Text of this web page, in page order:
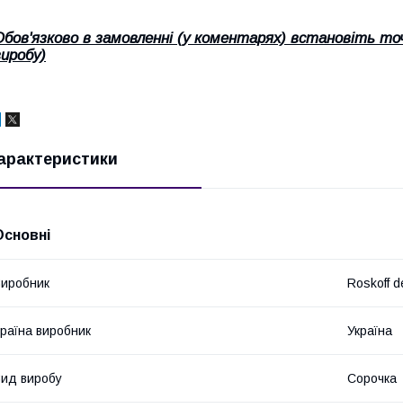
в замовленні (у коментарях) встановіть
Roskoff
виробник Україна
виробу Сорочка